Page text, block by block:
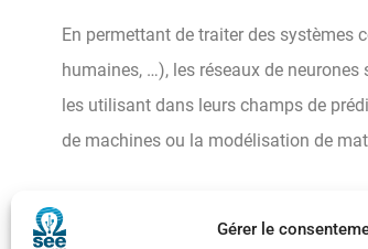
Gérer le
En permettant de traiter des systèmes
humaines, …), les réseaux de
les utilisant dans leurs champs de
de machines ou la modélisation de
Cela explique leur apparition dans les
CPGE, et le thème de ces 2 numéros